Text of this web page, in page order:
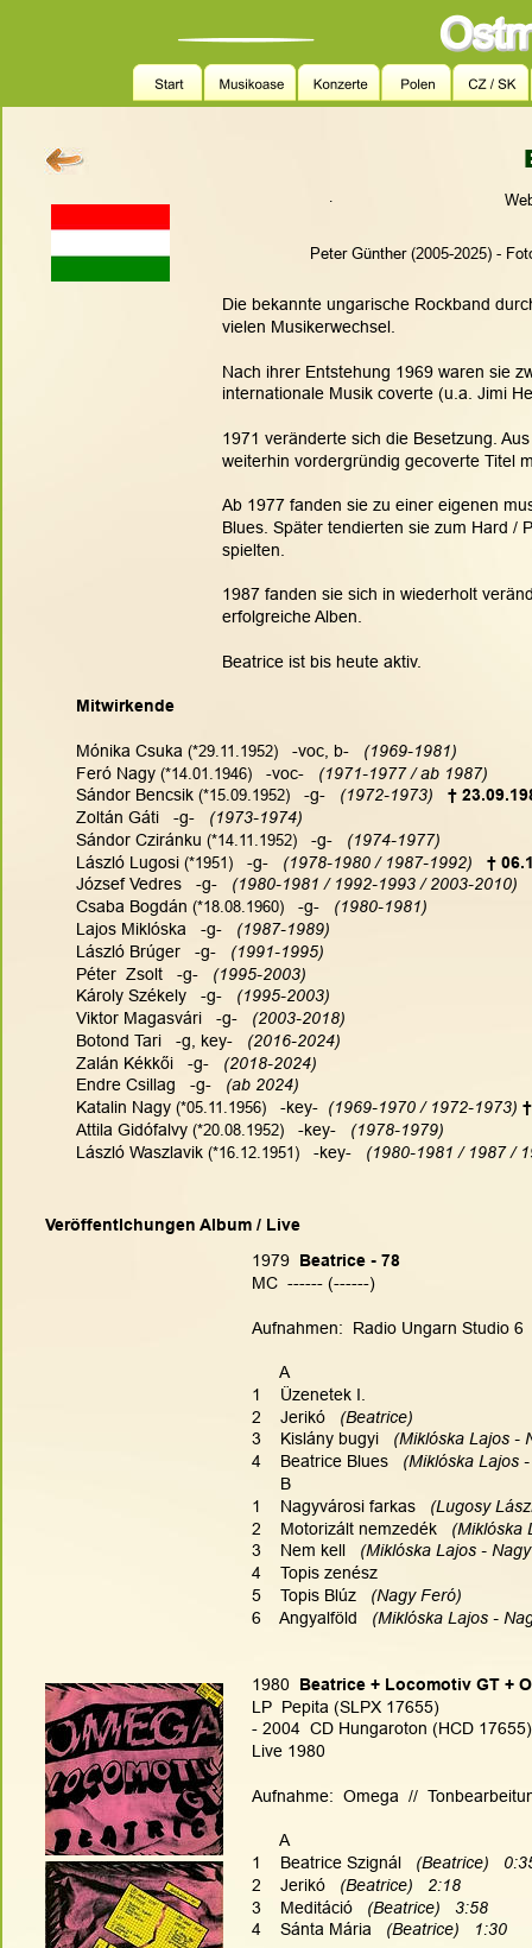
Peter Günther (2005-2025) -
.
1979
  Beatrice - 78
MC  ------ (------)
Aufnahmen:  Radio Ungarn Studio 6
      A
1    Üzenetek I.
2    Jerikó
   (Beatrice)
3    Kislány bugyi
(Miklóska Lajos -
4    Beatrice Blues
(Miklóska Lajos
      B
1    Nagyvárosi farkas
(Lugosy
2    Motorizált nemzedék
(Miklóska
3    Nem kell
(Miklóska Lajos -
4    Topis zenész
5    Topis Blúz
(Nagy Feró)
6    Angyalföld
(Miklóska Lajos -
1980
Beatrice + Locomotiv GT +
LP  Pepita (SLPX 17655)
- 2004  CD Hungaroton (HCD
Live 1980
Aufnahme:  Omega  //
      A
1    Beatrice Szignál
(Beatrice)
2    Jerikó
(Beatrice)   2:18
3    Meditáció
(Beatrice)   3:58
4    Sánta Mária
(Beatrice)   1:30
Die bekannte ungarische Rockband
vielen Musikerwechsel.
Nach ihrer Entstehung 1969 waren sie
internationale Musik coverte (u.a. Jimi
1971 veränderte sich die Besetzung.
weiterhin vordergründig gecoverte Titel
Ab 1977 fanden sie zu einer eigenen
Blues. Später tendierten sie zum Hard /
spielten.
1987 fanden sie sich in wiederholt
erfolgreiche Alben.
Beatrice ist bis heute aktiv.
Mitwirkende
Mónika Csuka (*29.11.1952)
   -voc, b-
(1969-1981)
Feró Nagy (*14.01.1946)
   -voc-
(1971-1977 / ab 1987)
Sándor Bencsik (*15.09.1952)
   -g-
(1972-1973)
†
Zoltán Gáti   -g-
(1973-1974)
Sándor Cziránku (*14.11.1952)
   -g-
(1974-1977)
László Lugosi (*1951)
   -g-
(1978-1980 / 1987-1992)
†
József Vedres   -g-
(1980-1981 / 1992-1993 / 2003-2010)
Csaba Bogdán (*18.08.1960)
   -g-
(1980-1981)
Lajos Miklóska   -g-
(1987-1989)
László Brúger   -g- (1991-1995)
Péter  Zsolt   -g- (1995-2003)
Károly Székely   -g- (1995-2003)
Viktor Magasvári   -g-
(2003-2018)
Botond Tari   -g, key-
(2016-2024)
Zalán Kékkői   -g-
  (2018-2024)
Endre Csillag   -g- (ab 2024)
Katalin Nagy (*05.11.1956)
   -key-
(1969-1970 / 1972-1973)
Attila Gidófalvy (*20.08.1952)
   -key-
(1978-1979)
László Waszlavik (*16.12.1951)
   -key-
(1980-1981 / 1987 /
Veröffentlchungen Album / Live